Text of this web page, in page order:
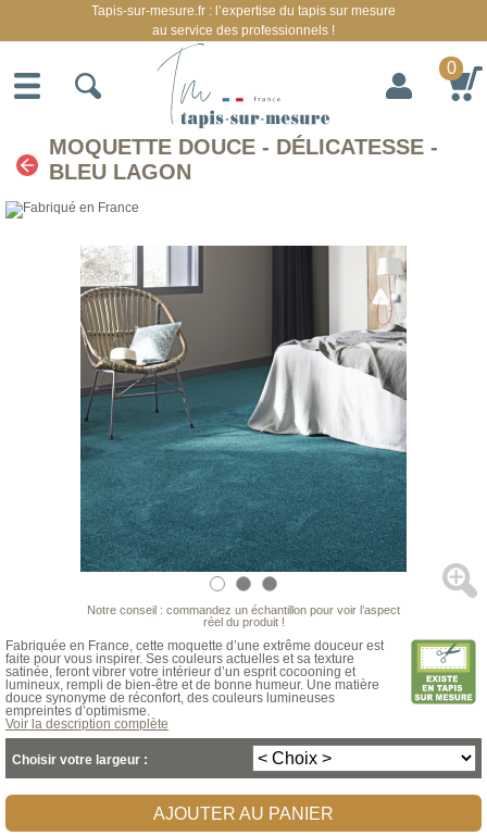
MOQUETTE DOUCE - DÉLICATESSE -
BLEU LAGON
Notre conseil : commandez un échantillon pour voir l’aspect
réel du produit !
Fabriquée en France, cette moquette d’une extrême douceur est
faite pour vous inspirer. Ses couleurs actuelles et sa texture
satinée, feront vibrer votre intérieur d’un esprit cocooning et
lumineux, rempli de bien-être et de bonne humeur. Une matière
douce synonyme de réconfort, des couleurs lumineuses
empreintes d’optimisme.
Voir la description complète
Choisir votre largeur :
AJOUTER AU PANIER
Tapis-sur-mesure.fr : l’expertise du tapis sur mesure
au service des professionnels !
0